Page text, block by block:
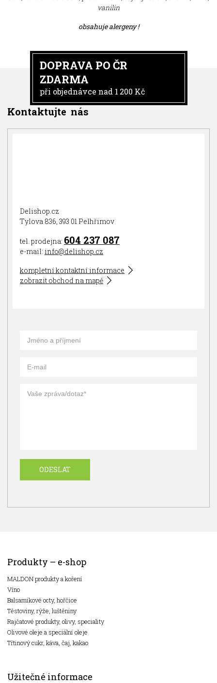
vanilin
obsahuje alergeny !
DOPRAVA PO ČR
ZDARMA
při objednávce nad 1 200 Kč
Kontaktujte nás
Delishop.cz
Tylova 836, 393 01 Pelhřimov
tel. prodejna: 604 237 087
e-mail: info@delishop.cz
kompletní kontaktní informace
zobrazit obchod na mapě
Produkty – e-shop
MALDON produkty a koření
Víno
Balsamikové octy, hořčice
Těstoviny, rýže, luštěniny
Rajčatové produkty, olivy, speciality
Olivové oleje a speciální oleje
Třtinový cukr, káva, čaj, kakao
Užitečné informace